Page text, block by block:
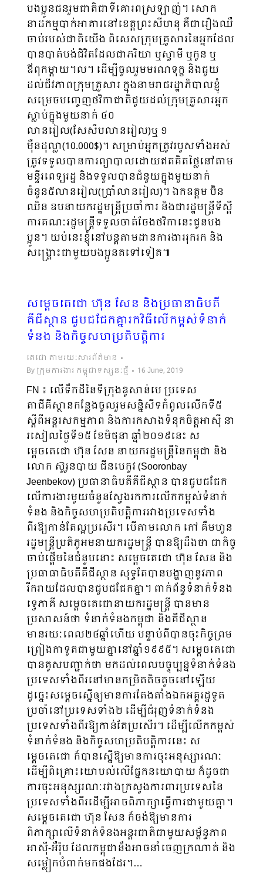
បងប្អូនជនរួមជាតិជាទីគោរពស្រឡាញ់។ សោក
នាដកម្មបាក់អាគារនៅខេត្តព្រះសីហនុ គឺជារឿងឈឺ
ចាប់របស់ជាតិយើង ពិសេសក្រុមគ្រួសារនៃអ្នកដែល
បានបាត់បង់ជិវិតដែលជាភរិយា ឬស្វាមី ឬកូន ឬ
ឪពុកម្តាយ។ល។ ដើម្បីចូលរួមមរណទុក្ខ និងជួយ
ដល់ជីវភាពក្រុមគ្រួសារ ក្នុងនាមរាជរដ្ឋាភិបាលខ្ញុំ
សម្រេចបញ្ចេញថវិកាជាតិជួយដល់ក្រុមគ្រួសារអ្នក
ស្លាប់ក្នុងមួយនាក់ ៤០
លានរៀល(សែសឹបលានរៀល)ឬ ១
មុឺនដុល្លា(10.000$)។ សម្រាប់អ្នកត្រូវរបួសទាំងអស់
ត្រូវទទួលបានការព្យាបាលដោយឥតគិតថ្លៃនៅតាម
មន្ទីរពេទ្យរដ្ឋ និងទទួលបានជំនួយក្នុងមួយនាក់
ចំនួន៥លានរៀល(ប្រាំលានរៀល)។ ឯកឧត្តម​ ប៊ិន
ឈិន​ ឧបនាយករដ្ឋមន្ត្រីប្រចាំការ និងជារដ្ឋមន្រ្តីទីស្តី
ការគណៈរដ្ឋមន្ត្រីទទួលចាត់ចែងថវិកានេះជូនបង
ប្អូន។ យប់នេះខ្ញុំនៅបន្តតាមដានការងាររុករក និង
សង្រ្គោះជាមួយបងប្អូនតទៅទៀត៕
សម្តេចតេជោ ហ៊ុន សែន និងប្រធានាធិបតី
គីជីស្ថាន ជួបជជែកគ្នារកវិធីលើកម្ពស់ទំនាក់
ទំនង និងកិច្ចសហប្រតិបត្តិការ
តេជោ តាមរយៈសារព័ត៌មាន
By ក្រុមការងារ កម្ពុជាទស្សនៈថ្មី 16 June, 2019
FN ៖ លើទឹកដីនៃទីក្រុងឌូសាន់បេ ប្រទេស
តាជីគីស្ថានកន្លែងចូលរួមសន្និសីទកំពូលលើកទី៥
ស្តីពីអន្តរសកម្មភាព និងការកសាងទំនុកចិត្តអាស៊ី នា
រសៀលថ្ងៃទី១៥ ខែមិថុនា ឆ្នាំ២០១៩នេះ ស
ម្តេចតេជោ ហ៊ុន សែន នាយករដ្ឋមន្ត្រីនៃកម្ពុជា និង
លោក ស៊ូរូនបាយ ជីនបេកូវ (Sooronbay
Jeenbekov) ប្រធានាធិបតីគីជីស្ថាន បានជួបជជែក
លើការងារមួយចំនួនស្វែងរកការលើកកម្ពស់ទំនាក់
ទំនង និងកិច្ចសហប្រតិបត្តិការរវាងប្រទេសទាំង
ពីរឱ្យកាន់តែល្អប្រសើរ។ បើតាមលោក កៅ គឹមហួន
រដ្ឋមន្ត្រីប្រតិភូអមនាយករដ្ឋមន្ត្រី បានឱ្យដឹងថា ជាកិច្ច
ចាប់ផ្តើមនៃជំនួបនោះ សម្តេចតេជោ ហ៊ុន សែន និង
ប្រធាធាធិបតីគីជីស្ថាន សុទ្ធតែបានបង្ហាញនូវភាព
រីករាយដែលបានជួបជជែកគ្នា។ ពាក់ព័ន្ធទំនាក់ទំនង
ទ្វេភាគី សម្តេចតេជោនាយករដ្ឋមន្ត្រី បានមាន
ប្រសាសន៍ថា ទំនាក់ទំនងកម្ពុជា និងគីជីស្ថាន
មានរយៈពេល២៤ឆ្នាំហើយ បន្ទាប់ពីបានចុះកិច្ចព្រម
ព្រៀងកាទូតជាមួយគ្នានៅឆ្នាំ១៩៩៥។ សម្ដេចតេជោ
បានគូសបញ្ជាក់ថា មកដល់ពេលបច្ចុប្បន្នទំនាក់ទំនង
ប្រទេសទាំងពីរនៅមានកម្រិតតិចតួចនៅឡើយ
ដូច្នេះសម្ដេចស្នើឲ្យមានការតែងតាំងឯកអគ្គរដ្ឋទូត
ប្រចាំនៅប្រទេសទាំង២ ដើម្បីជំរុញទំនាក់ទំនង
ប្រទេសទាំងពីរឱ្យកាន់តែប្រសើរ។ ដើម្បីលើកកម្ពស់
ទំនាក់ទំនង និងកិច្ចសហប្រតិបត្តិការនេះ ស
ម្តេចតេជោ ក៏បានស្នើឱ្យមានការចុះអនុស្សារណៈ
ដើម្បីពិគ្រោះយោបល់លើផ្នែកនយោបាយ ក៏ដូចជា
ការចុះអនុស្សរណៈរវាងក្រសួងការពារប្រទេសនៃ
ប្រទេសទាំងពីរដើម្បីអាចពិភាក្សាធ្វើការជាមួយគ្នា។
សម្តេចតេជោ ហ៊ុន សែន ក៏ចង់ឱ្យមានការ
ពិភាក្សាលើទំនាក់ទំនងអន្តរជាតិជាមួយសម្ព័ន្ធភាព
អាស៊ី-អឺរ៉ុប ដែលកម្ពុជានឹងអាចនាំចេញក្រណាត់ និង
សម្លៀកបំពាក់មកផងដែរ។…